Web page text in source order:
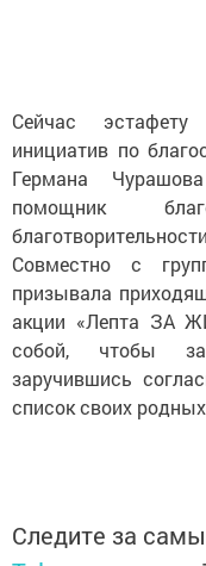
Сейчас эстафету
инициатив по
Германа
помощник
Cовместно с
призывала
акции «Лепта ЗА
собой, чтобы
заручившись
список своих
Следите за